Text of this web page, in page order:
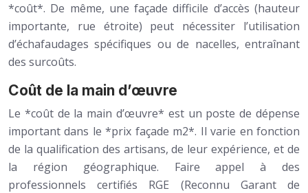
*coût*. De même, une façade difficile d’accès (hauteur
importante, rue étroite) peut nécessiter l’utilisation
d’échafaudages spécifiques ou de nacelles, entraînant
des surcoûts.
Coût de la main d’œuvre
Le *coût de la main d’œuvre* est un poste de dépense
important dans le *prix façade m2*. Il varie en fonction
de la qualification des artisans, de leur expérience, et de
la région géographique. Faire appel à des
professionnels certifiés RGE (Reconnu Garant de